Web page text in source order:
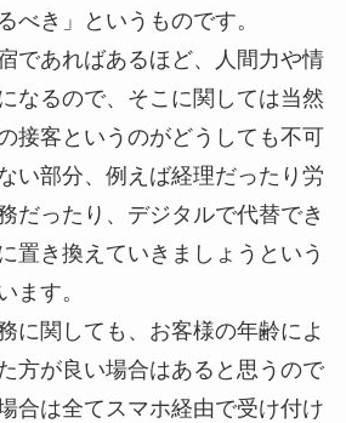
べき」というものです。
であればあるほど、人間力や情
なるので、そこに関しては当然
接客というのがどうしても不可
い部分、例えば経理だったり労
だったり、デジタルで代替でき
置き換えていきましょうという
ます。
に関しても、お客様の年齢によ
方が良い場合はあると思うので
合は全てスマホ経由で受け付け